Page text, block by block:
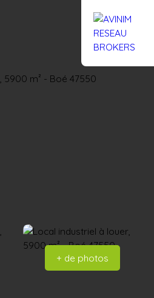
+ de photos